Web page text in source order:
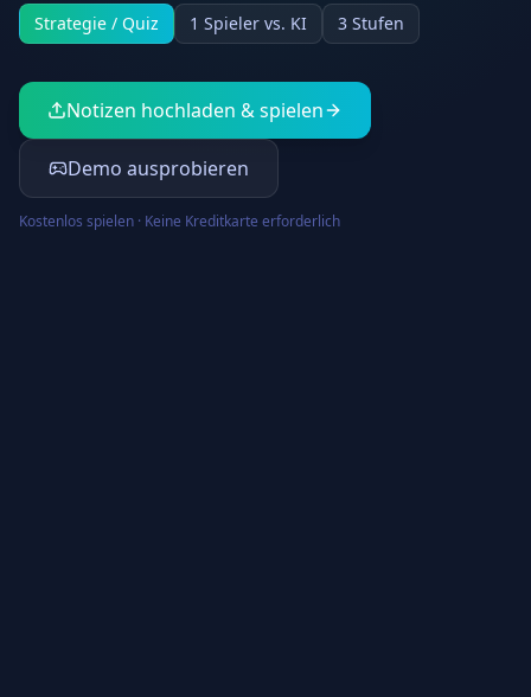
Strategie / Quiz 1 Spieler vs. KI 3 Stufen
Notizen hochladen & spielen
Demo ausprobieren
Kostenlos spielen · Keine Kreditkarte erforderlich